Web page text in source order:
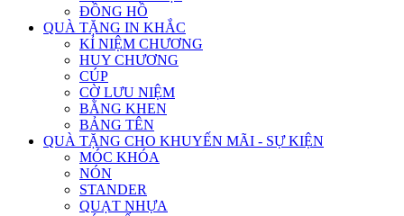
ĐỒNG HỒ
QUÀ TẶNG IN KHẮC
KỈ NIỆM CHƯƠNG
HUY CHƯƠNG
CÚP
CỜ LƯU NIỆM
BẰNG KHEN
BẢNG TÊN
QUÀ TẶNG CHO KHUYẾN MÃI - SỰ KIỆN
MÓC KHÓA
NÓN
STANDER
QUẠT NHỰA